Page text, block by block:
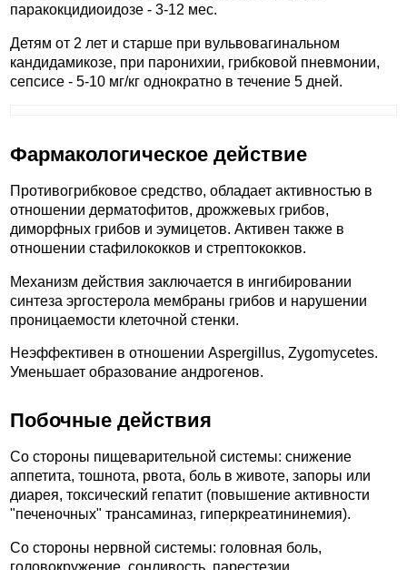
паракокцидиоидозе - 3-12 мес.
Детям от 2 лет и старше при вульвовагинальном
кандидамикозе, при паронихии, грибковой пневмонии,
сепсисе - 5-10 мг/кг однократно в течение 5 дней.
Фармакологическое действие
Противогрибковое средство, обладает активностью в
отношении дерматофитов, дрожжевых грибов,
диморфных грибов и эумицетов. Активен также в
отношении стафилококков и стрептококков.
Механизм действия заключается в ингибировании
синтеза эргостерола мембраны грибов и нарушении
проницаемости клеточной стенки.
Неэффективен в отношении Aspergillus, Zygomycetes.
Уменьшает образование андрогенов.
Побочные действия
Со стороны пищеварительной системы: снижение
аппетита, тошнота, рвота, боль в животе, запоры или
диарея, токсический гепатит (повышение активности
"печеночных" трансаминаз, гиперкреатининемия).
Со стороны нервной системы: головная боль,
головокружение, сонливость, парестезии.